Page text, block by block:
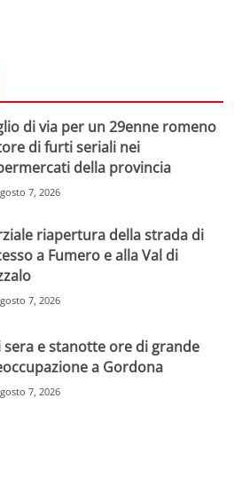
di via per un 29enne romeno
di furti seriali nei
della provincia
7, 2026
riapertura della strada di
a Fumero e alla Val di
7, 2026
sera e stanotte ore di grande
a Gordona
7, 2026